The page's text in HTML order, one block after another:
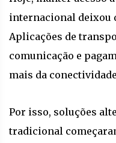
internacional deixou
Aplicações de
comunicação e
mais da
Por isso, soluções
tradicional